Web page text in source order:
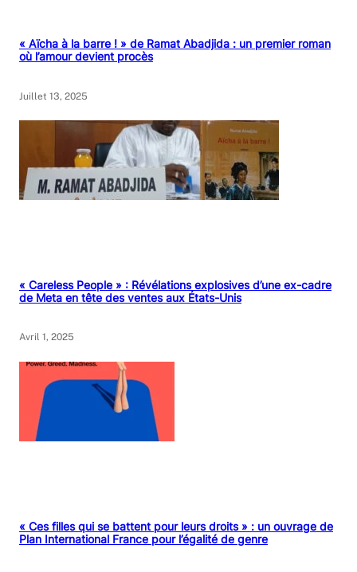
« Aïcha à la barre ! » de Ramat Abadjida : un premier roman
où l’amour devient procès
Juillet 13, 2025
« Careless People » : Révélations explosives d’une ex-cadre
de Meta en tête des ventes aux États-Unis
Avril 1, 2025
« Ces filles qui se battent pour leurs droits » : un ouvrage de
Plan International France pour l’égalité de genre